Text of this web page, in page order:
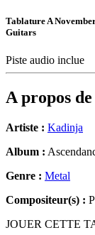
Tablature A
Guitars
Piste audio inclue
A propos de
Artiste : Kadinja
Album :
Genre : Metal
Compositeur(s) :
JOUER CETTE